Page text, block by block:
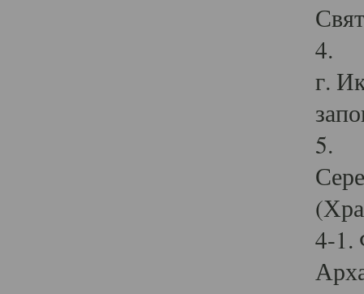
4.
г.
5.
4-1.